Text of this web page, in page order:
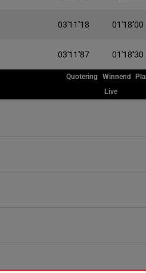
03'11''18 01'18''00
03'11''87 01'18''30
Quotering Winnend
Live